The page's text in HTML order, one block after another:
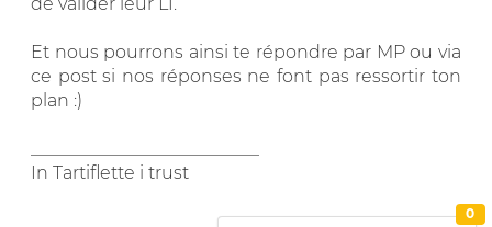
Et nous pourrons ainsi te répondre par MP ou via
ce post si nos réponses ne font pas ressortir ton
plan :)
In Tartiflette i trust
0